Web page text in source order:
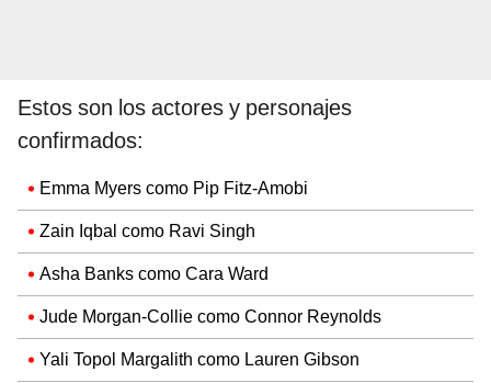
Estos son los actores y personajes
confirmados:
Emma Myers como Pip Fitz-Amobi
Zain Iqbal como Ravi Singh
Asha Banks como Cara Ward
Jude Morgan-Collie como Connor Reynolds
Yali Topol Margalith como Lauren Gibson